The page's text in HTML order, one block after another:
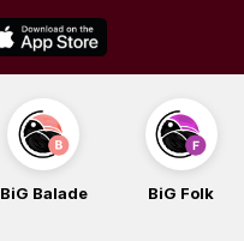
BiG Balade BiG Folk